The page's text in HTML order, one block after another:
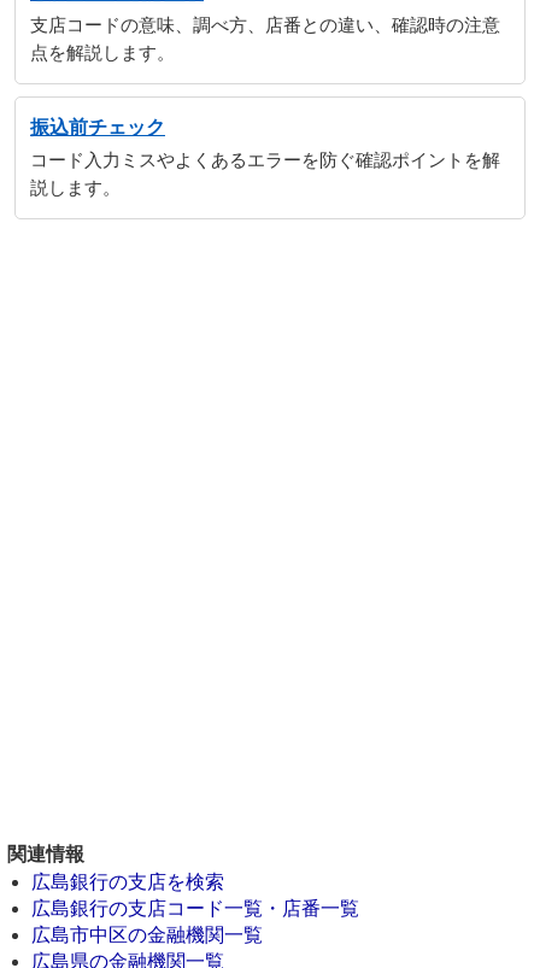
支店コードの意味、調べ方、店番との違い、確認時の注意
点を解説します。
振込前チェック
コード入力ミスやよくあるエラーを防ぐ確認ポイントを解
説します。
関連情報
広島銀行の支店を検索
広島銀行の支店コード一覧・店番一覧
広島市中区の金融機関一覧
広島県の金融機関一覧